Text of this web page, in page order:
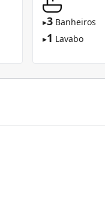
▸3 Banheiros
▸1 Lavabo